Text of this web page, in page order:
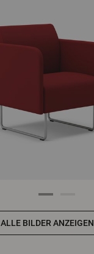
ALLE BILDER ANZEIGEN